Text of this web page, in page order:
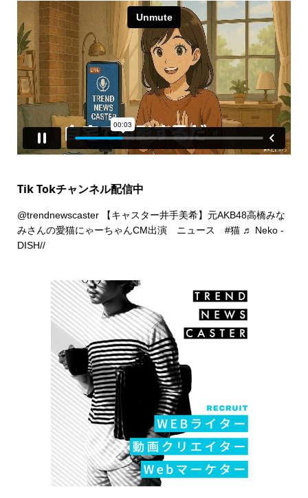
Tik Tokチャンネル配信中
@trendnewscaster【キャスター井手美希】元AKB48高橋みな
みさんの愛猫にゃーちゃんCM出演 ニュース #猫 ♬ Neko -
DISH//